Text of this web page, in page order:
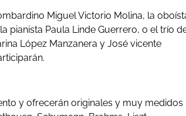
Miguel Victorio Molina, la
pianista Paula Linde Guerrero, o el trío
López Manzanera y José vicente
y ofrecerán originales y muy medidos